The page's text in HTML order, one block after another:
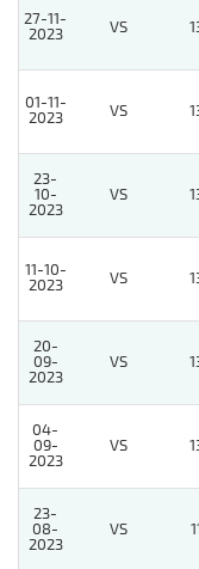
27-11-
2023
VS
01-11-
2023
VS
23-
10-
2023
VS
11-10-
2023
VS
20-
09-
2023
VS
04-
09-
2023
VS
23-
08-
2023
VS